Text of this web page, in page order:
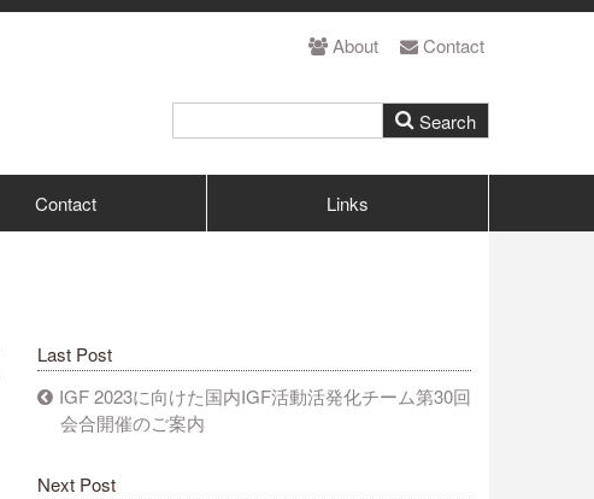
About Contact
Contact Links
Last Post
IGF 2023に向けた国内IGF活動活発化チーム第30回
会合開催のご案内
Next Post